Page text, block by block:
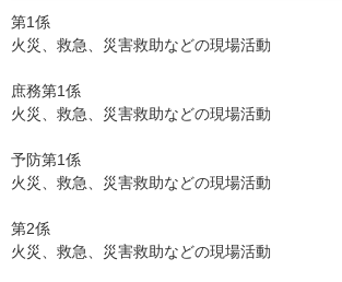
第1係
火災、救急、災害救助などの現場活動
庶務第1係
火災、救急、災害救助などの現場活動
予防第1係
火災、救急、災害救助などの現場活動
第2係
火災、救急、災害救助などの現場活動